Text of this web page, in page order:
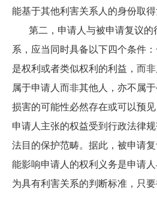
能基于其他利害关系人的身份取得
第二，申请人与被申请复议的
系，应当同时具备以下四个条件
是权利或者类似权利的利益，而
属于申请人而非其他人，亦不属
损害的可能性必然存在或可以预
申请人主张的权益受到行政法律
法目的保护范畴。据此，被申请
能影响申请人的权利义务是申请
为具有利害关系的判断标准，只